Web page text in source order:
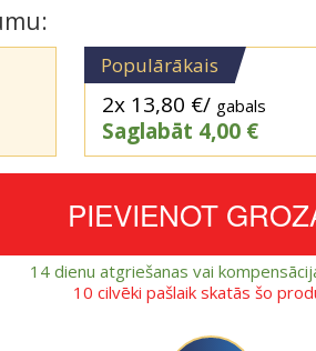
Populārākais
2x 13,80 €/ gabals
Saglabāt 4,00 €
PIEVIENOT
14 dienu atgriešanas vai
10 cilvēki pašlaik skatās šo